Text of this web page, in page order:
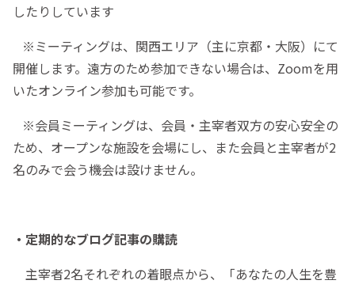
したりしています
※ミーティングは、関西エリア（主に京都・大阪）にて
開催します。遠方のため参加できない場合は、Zoomを用
いたオンライン参加も可能です。
※会員ミーティングは、会員・主宰者双方の安心安全の
ため、オープンな施設を会場にし、また会員と主宰者が2
名のみで会う機会は設けません。
・定期的なブログ記事の購読
主宰者2名それぞれの着眼点から、「あなたの人生を豊